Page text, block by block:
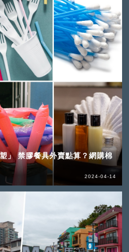
」 禁膠餐具外賣點算？網購棉
2024-04-14